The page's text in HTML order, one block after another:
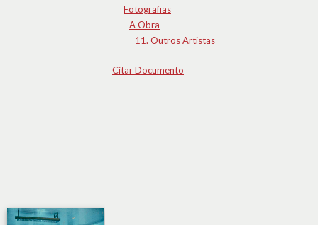
Fotografias
A Obra
11. Outros Artistas
Citar Documento